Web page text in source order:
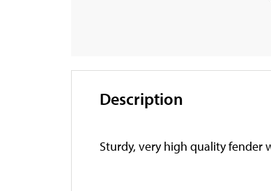
Description
Sturdy, very high quality fender